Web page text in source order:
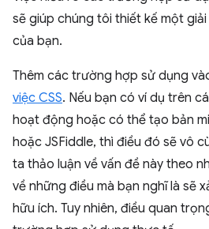
sẽ giúp chúng tôi thiết kế một
của bạn.
Thêm các trường hợp sử dụng
việc CSS. Nếu bạn có ví dụ trên
hoạt động hoặc có thể tạo bản
hoặc JSFiddle, thì điều đó sẽ vô
ta thảo luận về vấn đề này theo
về những điều mà bạn nghĩ là sẽ
hữu ích. Tuy nhiên, điều quan